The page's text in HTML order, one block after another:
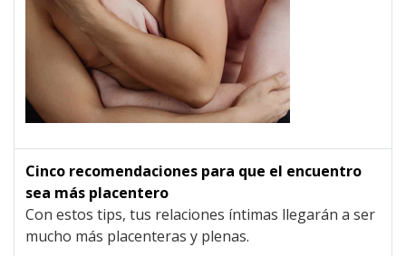
Cinco recomendaciones para que el encuentro
sea más placentero
Con estos tips, tus relaciones íntimas llegarán a ser
mucho más placenteras y plenas.